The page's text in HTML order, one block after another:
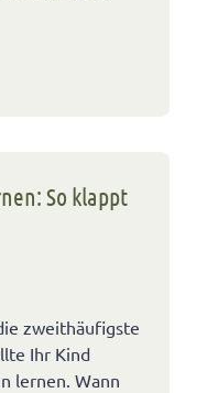
So klappt
zweithäufigste
Ihr Kind
lernen. Wann